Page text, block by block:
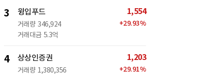
3 윙입푸드
거래량 346,924
거래대금 5.3억
1,554
+29.93%
4 상상인증권
거래량 1,380,356
1,203
+29.91%